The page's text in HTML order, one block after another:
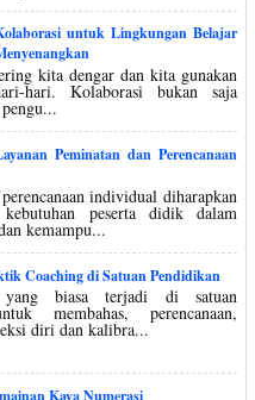
untuk Lingkungan Belajar
kita dengar dan kita gunakan
hari. Kolaborasi bukan saja
Peminatan dan Perencanaan
individual diharapkan
kebutuhan peserta didik dalam
kemampu...
Coaching di Satuan Pendidikan
yang biasa terjadi di satuan
membahas, perencanaan,
diri dan kalibra...